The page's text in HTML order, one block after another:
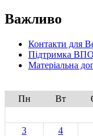
Важливо
Контакти для
Підтримка ВПО
Матеріальна
Пн
Вт
3
4